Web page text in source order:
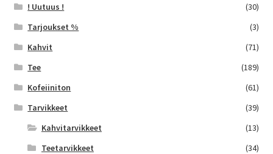
! Uutuus !
(30)
Tarjoukset %
(3)
Kahvit
(71)
Tee
(189)
Kofeiiniton
(61)
Tarvikkeet
(39)
Kahvitarvikkeet
(13)
Teetarvikkeet
(34)